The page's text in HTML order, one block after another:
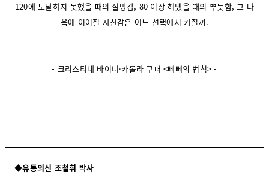
120에 도달하지 못했을 때의 절망감, 80 이상 해냈을 때의 뿌듯함, 그 다
음에 이어질 자신감은 어느 선택에서 커질까.
- 크리스티네 바이너·카롤라 쿠퍼 <삐삐의 법칙> -
◆유통의신 조철휘 박사